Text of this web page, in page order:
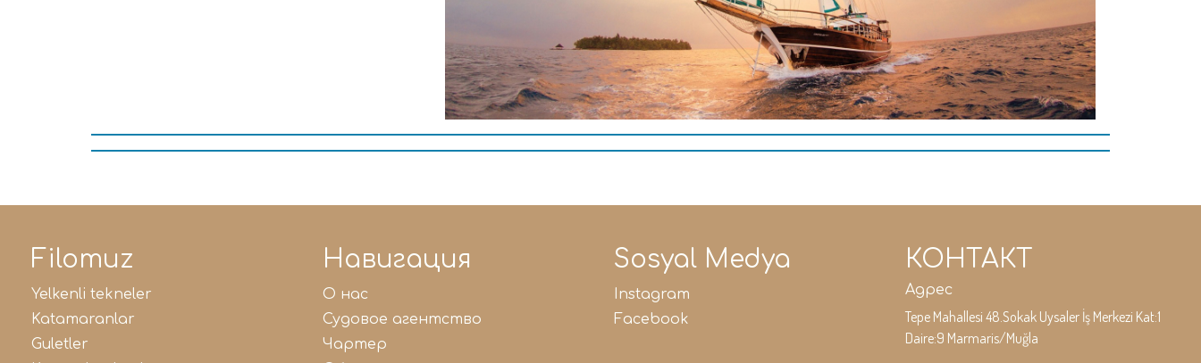
Filomuz
yelkenli tekneler
katamaranlar
guletler
Навигация
о нас
судовое агентство
чартер
Sosyal Medya
instagram
facebook
КОНТАКТ
Адрес
Tepe Mahallesi 48.Sokak Uysaler İş Merkezi Kat:1
Daire:9 Marmaris/Muğla